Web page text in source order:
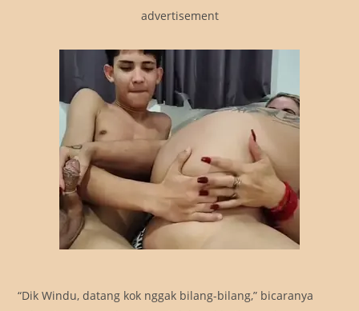
advertisement
“Dik Windu, datang kok nggak bilang-bilang,” bicaranya